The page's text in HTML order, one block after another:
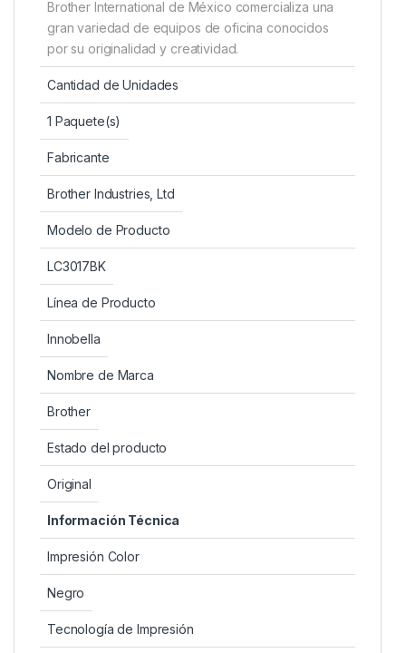
Brother International de México comercializa una
gran variedad de equipos de oficina conocidos
por su originalidad y creatividad.
Cantidad de Unidades
1 Paquete(s)
Fabricante
Brother Industries, Ltd
Modelo de Producto
LC3017BK
Línea de Producto
Innobella
Nombre de Marca
Brother
Estado del producto
Original
Información Técnica
Impresión Color
Negro
Tecnología de Impresión